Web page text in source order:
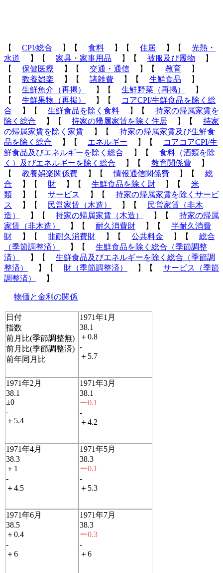
【 CPI/総合 】【 食料 】【 住居 】【
光熱・
水道
】【 家具・家事用品 】【 被服及び履物
】
【
保健医療 】【 交通・通信 】【 教育
】
【
教養娯楽 】【 諸雑費 】【 生鮮食品
】
【
生鮮魚介（再掲） 】【 生鮮野菜（再掲）
】
【
生鮮果物（再掲） 】【
コアCPI/生鮮食品を除く総
合
】【 生鮮食品を除く食料 】【
持家の帰属家賃を
除く総合
】【 持家の帰属家賃を除く住居 】【
持家
の帰属家賃を除く家賃
】【
持家の帰属家賃及び生鮮食
品を除く総合
】【 エネルギー 】【
コアコアCPI/生
鮮食品及びエネルギーを除く総合
】【
食料（酒類を除
く）及びエネルギーを除く総合
】【 教育関係費
】
【
教養娯楽関係費 】【 情報通信関係費 】【
総
合
】【 財 】【 生鮮食品を除く財 】【
米
類
】【 サービス 】【
持家の帰属家賃を除くサービ
ス
】【 民営家賃（木造） 】【
民営家賃（非木
造）
】【 持家の帰属家賃（木造） 】【
持家の帰属
家賃（非木造）
】【 耐久消費財 】【
半耐久消費
財
】【 非耐久消費財 】【 公共料金 】【
総合
（季節調整済）
】【
生鮮食品を除く総合（季節調整
済）
】【
生鮮食品及びエネルギーを除く総合（季節調
整済）
】【 財（季節調整済） 】【
サービス（季節
調整済）
】
物価と金利の関係
日付
指数
前月比(季節調整無)
前月比(季節調整済)
前年同月比
1971年1月
38.1
＋0.8
-
＋5.7
1971年2月
38.1
±0
-
＋5.4
1971年3月
38.1
ー0.1
-
＋4.2
1971年4月
38.3
＋1
-
＋4.5
1971年5月
38.3
ー0.1
-
＋5.3
1971年6月
38.5
＋0.4
-
＋6
1971年7月
38.3
ー0.3
-
＋6